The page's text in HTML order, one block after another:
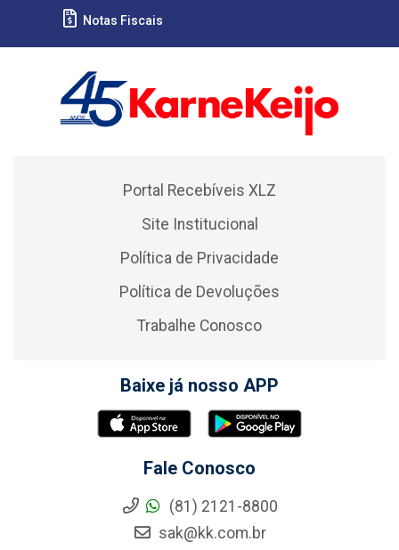
Notas Fiscais
Portal Recebíveis XLZ
Site Institucional
Política de Privacidade
Política de Devoluções
Trabalhe Conosco
Baixe já nosso APP
Fale Conosco
(81) 2121-8800
sak@kk.com.br